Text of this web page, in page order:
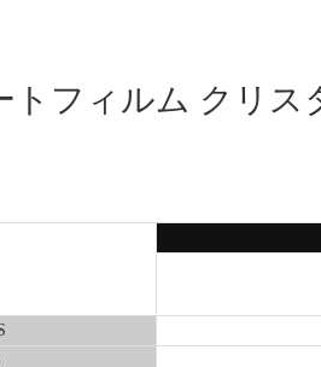
トフィルム クリ